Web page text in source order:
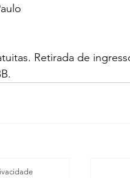
Retirada de